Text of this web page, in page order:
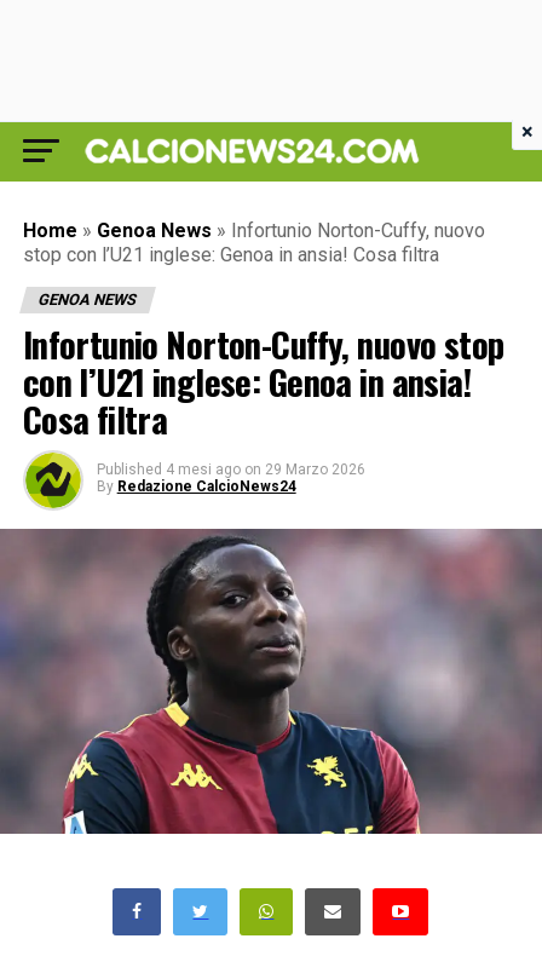
Home » Genoa News » Infortunio Norton-Cuffy, nuovo
stop con l’U21 inglese: Genoa in ansia! Cosa filtra
GENOA NEWS
Infortunio Norton-Cuffy, nuovo stop
con l’U21 inglese: Genoa in ansia!
Cosa filtra
Published 4 mesi ago on 29 Marzo 2026
By Redazione CalcioNews24
×